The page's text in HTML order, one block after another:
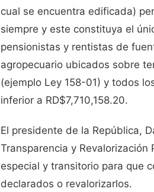
cual se encuentra edificada)
siempre y este constituya el
pensionistas y rentistas de
agropecuario ubicados sobre
(ejemplo Ley 15​8-01) y todos
inferior a RD$7,710,158.20.​
El presidente de la República,
Transparencia y
especial y transitorio para que
declarados o revalorizarlos.‬